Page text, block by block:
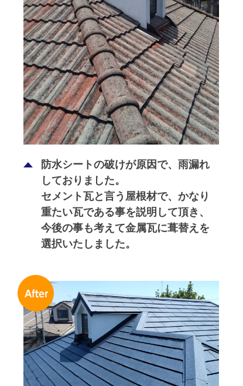
防水シートの破けが原因で、雨漏れ
しておりました。
セメント瓦と言う屋根材で、かなり
重たい瓦である事を説明して頂き、
今後の事も考えて金属瓦に葺替えを
選択いたしました。